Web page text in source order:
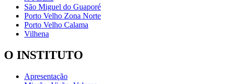
São Miguel do Guaporé
Porto Velho Zona Norte
Porto Velho Calama
Vilhena
O INSTITUTO
Apresentação